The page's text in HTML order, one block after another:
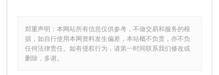
郑重声明：本网站所有信息仅供参考，不做交易和服务的根
据，如自行使用本网资料发生偏差，本站概不负责，亦不负
任何法律责任。如有侵权行为，请第一时间联系我们修改或
删除，多谢。